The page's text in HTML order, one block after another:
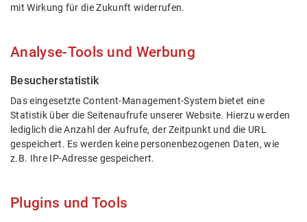
mit Wirkung für die Zukunft widerrufen.
Analyse-Tools und Werbung
Besucherstatistik
Das eingesetzte Content-Management-System bietet eine
Statistik über die Seitenaufrufe unserer Website. Hierzu werden
lediglich die Anzahl der Aufrufe, der Zeitpunkt und die URL
gespeichert. Es werden keine personenbezogenen Daten, wie
z.B. Ihre IP-Adresse gespeichert.
Plugins und Tools